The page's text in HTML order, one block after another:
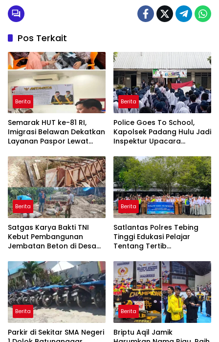
Pos Terkait
Berita
Semarak HUT ke-81 RI,
Imigrasi Belawan Dekatkan
Layanan Paspor Lewat
Berita
Police Goes To School,
Kapolsek Padang Hulu Jadi
Inspektur Upacara
Berita
Satgas Karya Bakti TNI
Kebut Pembangunan
Jembatan Beton di Desa
Warga di Nias Selatan
Berita
Satlantas Polres Tebing
Tinggi Edukasi Pelajar
Tentang Tertib
Berita
Parkir di Sekitar SMA Negeri
Berita
Briptu Aqil Jamik